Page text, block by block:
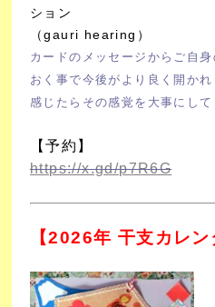
ション
（gauri hearing）
カードのメッセージからご自
おく事で今後がより良く開か
感じたらその感覚を大事にし
【予約】
https://x.gd/p7R6G
【2026年 干支カレン